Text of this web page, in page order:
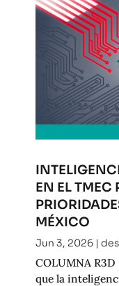
EN EL TMEC
MÉXICO
Jun 3, 2026|
COLUMNA
que la